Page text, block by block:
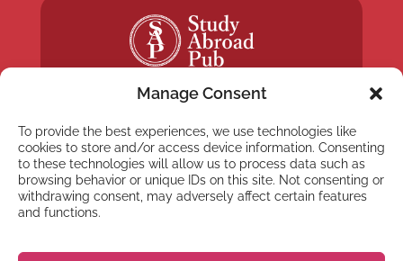
Manage Consent
To provide the best experiences, we use technologies like
cookies to store and/or access device information. Consenting
to these technologies will allow us to process data such as
browsing behavior or unique IDs on this site. Not consenting or
withdrawing consent, may adversely affect certain features
and functions.
NYHETSBREV
Anmäl dig till vårt
nyhetsbrev